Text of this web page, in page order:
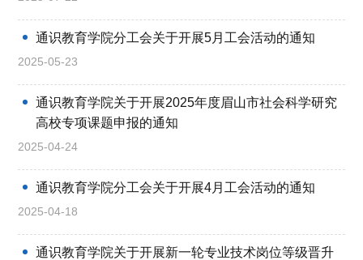
通识教育学院分工会关于开展5月工会活动的通知
2025-05-23
通识教育学院关于开展2025年度眉山市社会科学研究
高校专项课题申报的通知
2025-04-24
通识教育学院分工会关于开展4月工会活动的通知
2025-04-18
通识教育学院关于开展新一轮专业技术岗位等级晋升